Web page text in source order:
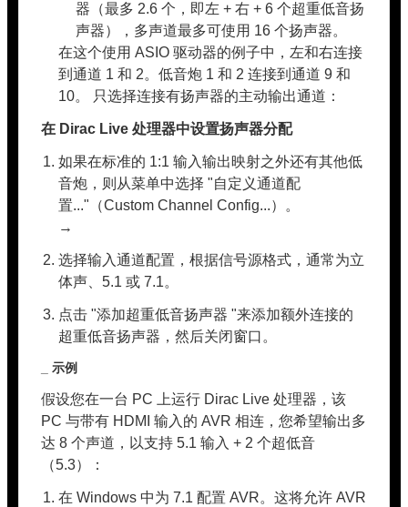
器（最多 2.6 个，即左 + 右 + 6 个超重低音扬
声器），多声道最多可使用 16 个扬声器。
在这个使用 ASIO 驱动器的例子中，左和右连接
到通道 1 和 2。低音炮 1 和 2 连接到通道 9 和
10。 只选择连接有扬声器的主动输出通道：
在 Dirac Live 处理器中设置扬声器分配
如果在标准的 1:1 输入输出映射之外还有其他低
音炮，则从菜单中选择 "自定义通道配
置..."（Custom Channel Config...）。
→
选择输入通道配置，根据信号源格式，通常为立
体声、5.1 或 7.1。
点击 "添加超重低音扬声器 "来添加额外连接的
超重低音扬声器，然后关闭窗口。
_ 示例
假设您在一台 PC 上运行 Dirac Live 处理器，该
PC 与带有 HDMI 输入的 AVR 相连，您希望输出多
达 8 个声道，以支持 5.1 输入 + 2 个超低音
（5.3）：
在 Windows 中为 7.1 配置 AVR。这将允许 AVR